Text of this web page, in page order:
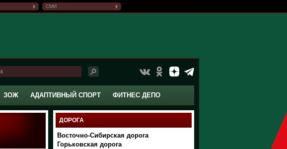
СМИ
ЗОЖ АДАПТИВНЫЙ СПОРТ ФИТНЕС ДЕПО
ДОРОГА
Восточно-Сибирская дорога
Горьковская дорога